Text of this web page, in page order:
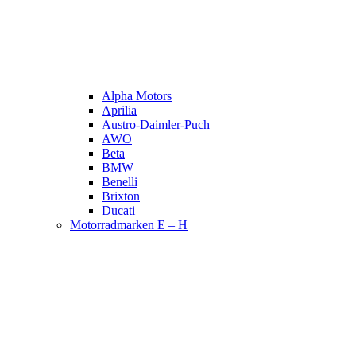
Alpha Motors
Aprilia
Austro-Daimler-Puch
AWO
Beta
BMW
Benelli
Brixton
Ducati
Motorradmarken E – H